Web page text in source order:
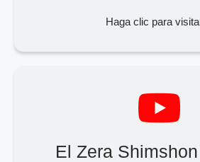
Haga clic para
El Zera